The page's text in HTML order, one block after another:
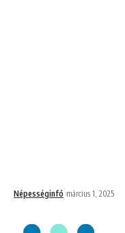
Népességinfó március 1, 2025